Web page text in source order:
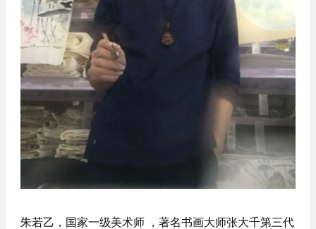
朱若乙， 国家一级美术师 ，著名书画大师张大千第三代